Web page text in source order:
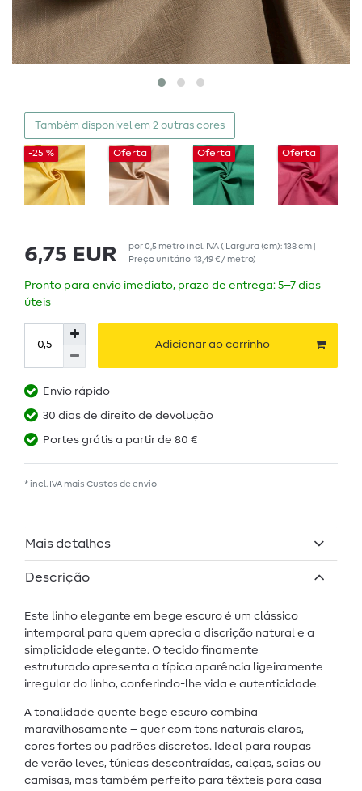
Também disponível em 2 outras cores
-25 % Oferta Oferta Oferta
6,75 EUR por0,5 metroincl. IVA( Largura (cm): 138 cm |
Preço unitário 13,49 € / metro)
Pronto para envio imediato, prazo de entrega: 5–7 dias
úteis
Adicionar ao carrinho
Envio rápido
30 dias de direito de devolução
Portes grátis a partir de 80 €
* incl. IVA mais Custos de envio
Mais detalhes
Descrição
Este linho elegante em bege escuro é um clássico
intemporal para quem aprecia a discrição natural e a
simplicidade elegante. O tecido finamente
estruturado apresenta a típica aparência ligeiramente
irregular do linho, conferindo-lhe vida e autenticidade.
A tonalidade quente bege escuro combina
maravilhosamente – quer com tons naturais claros,
cores fortes ou padrões discretos. Ideal para roupas
de verão leves, túnicas descontraídas, calças, saias ou
camisas, mas também perfeito para têxteis para casa